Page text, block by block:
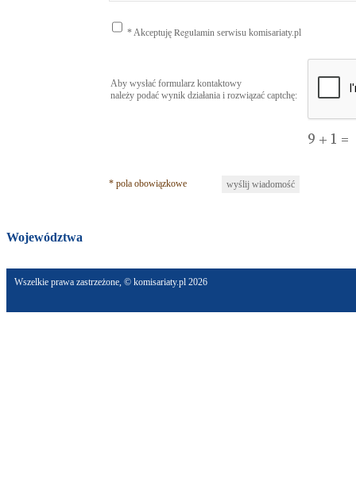
*Akceptuję Regulaminserwisu komisariaty.pl
Aby wysłać formularz kontaktowy
należy podać wynik działania i rozwiązać captchę:
* pola obowiązkowe
Województwa
Wszelkie prawa zastrzeżone, © komisariaty.pl 2026